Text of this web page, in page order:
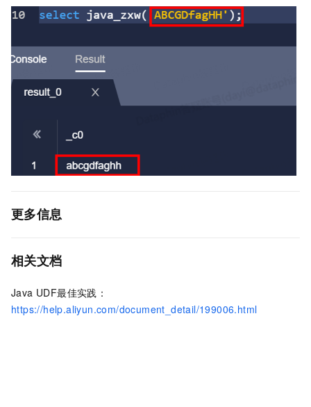
更多信息
相关文档
Java UDF最佳实践：
https://help.aliyun.com/document_detail/199006.html